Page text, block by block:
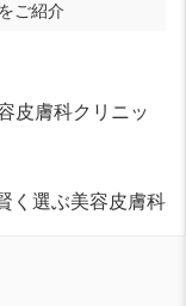
ご紹介
皮膚科クリニッ
く選ぶ美容皮膚科